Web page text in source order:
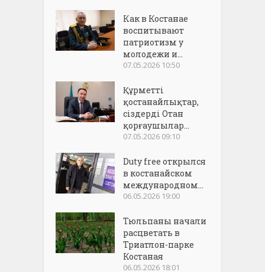
Как в Костанае
воспитывают
патриотизм у
молодежи и...
07.05.2026 10:50
Құрметті
қостанайлықтар,
сіздерді Отан
қорғаушылар...
07.05.2026 09:10
Duty free открылся
в костанайском
международном...
06.05.2026 19:00
Тюльпаны начали
расцветать в
Триатлон-парке
Костаная
06.05.2026 18:01